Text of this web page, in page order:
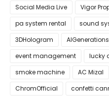
Social Media Live
Vigor
pa system rental
sound
3DHologram
AIGenerations
event management
lucky
smoke machine
AC Mizal
ChromOfficial
confetti